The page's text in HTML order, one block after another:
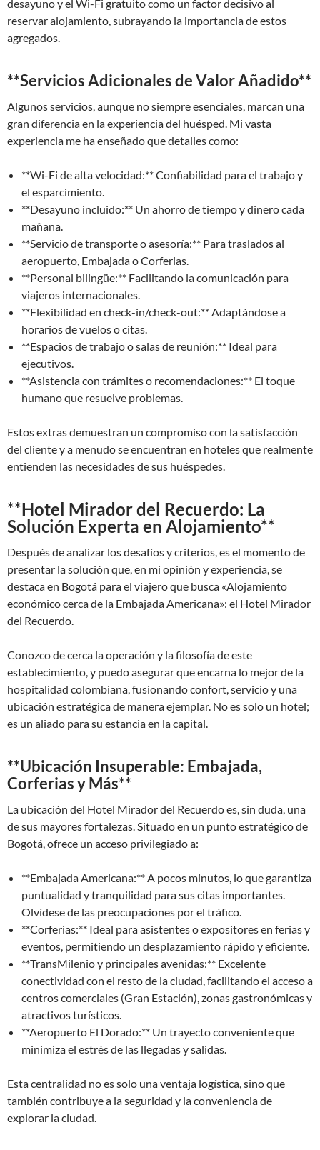
desayuno y el Wi-Fi gratuito como un factor decisivo al
reservar alojamiento, subrayando la importancia de estos
agregados.
**Servicios Adicionales de Valor Añadido**
Algunos servicios, aunque no siempre esenciales, marcan una
gran diferencia en la experiencia del huésped. Mi vasta
experiencia me ha enseñado que detalles como:
**Wi-Fi de alta velocidad:** Confiabilidad para el trabajo y
el esparcimiento.
**Desayuno incluido:** Un ahorro de tiempo y dinero cada
mañana.
**Servicio de transporte o asesoría:** Para traslados al
aeropuerto, Embajada o Corferias.
**Personal bilingüe:** Facilitando la comunicación para
viajeros internacionales.
**Flexibilidad en check-in/check-out:** Adaptándose a
horarios de vuelos o citas.
**Espacios de trabajo o salas de reunión:** Ideal para
ejecutivos.
**Asistencia con trámites o recomendaciones:** El toque
humano que resuelve problemas.
Estos extras demuestran un compromiso con la satisfacción
del cliente y a menudo se encuentran en hoteles que realmente
entienden las necesidades de sus huéspedes.
**Hotel Mirador del Recuerdo: La
Solución Experta en Alojamiento**
Después de analizar los desafíos y criterios, es el momento de
presentar la solución que, en mi opinión y experiencia, se
destaca en Bogotá para el viajero que busca «Alojamiento
económico cerca de la Embajada Americana»: el Hotel Mirador
del Recuerdo.
Conozco de cerca la operación y la filosofía de este
establecimiento, y puedo asegurar que encarna lo mejor de la
hospitalidad colombiana, fusionando confort, servicio y una
ubicación estratégica de manera ejemplar. No es solo un hotel;
es un aliado para su estancia en la capital.
**Ubicación Insuperable: Embajada,
Corferias y Más**
La ubicación del Hotel Mirador del Recuerdo es, sin duda, una
de sus mayores fortalezas. Situado en un punto estratégico de
Bogotá, ofrece un acceso privilegiado a:
**Embajada Americana:** A pocos minutos, lo que garantiza
puntualidad y tranquilidad para sus citas importantes.
Olvídese de las preocupaciones por el tráfico.
**Corferias:** Ideal para asistentes o expositores en ferias y
eventos, permitiendo un desplazamiento rápido y eficiente.
**TransMilenio y principales avenidas:** Excelente
conectividad con el resto de la ciudad, facilitando el acceso a
centros comerciales (Gran Estación), zonas gastronómicas y
atractivos turísticos.
**Aeropuerto El Dorado:** Un trayecto conveniente que
minimiza el estrés de las llegadas y salidas.
Esta centralidad no es solo una ventaja logística, sino que
también contribuye a la seguridad y la conveniencia de
explorar la ciudad.